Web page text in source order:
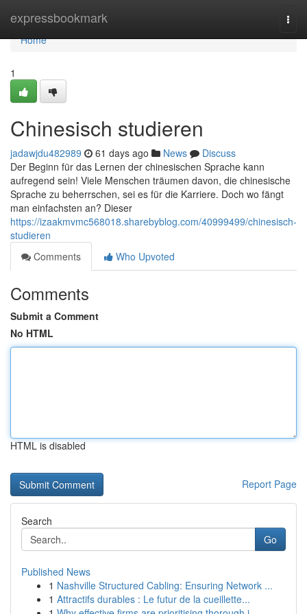
expressbookmark
Home
Home
1
Chinesisch studieren
jadawjdu482989 61 days ago News
Discuss
Der Beginn für das Lernen der chinesischen Sprache kann
aufregend sein! Viele Menschen träumen davon, die chinesische
Sprache zu beherrschen, sei es für die Karriere. Doch wo fängt
man einfachsten an? Dieser
https://izaakmvmc568018.sharebyblog.com/40999499/chinesisch-
studieren
Comments
Who Upvoted
Comments
Submit a Comment
No HTML
HTML is disabled
Report Page
Search
Go
Published News
1 Nashville Structured Cabling: Ensuring Network ...
1 Attractifs durables : Le futur de la cueillette...